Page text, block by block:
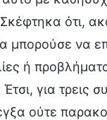
ότι,
μπορούσε να
ή
Έτσι, για τρεις
ούτε